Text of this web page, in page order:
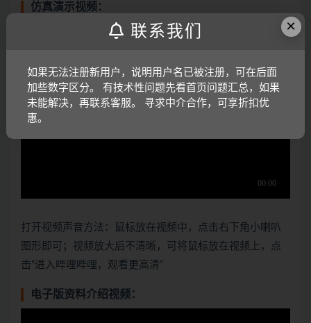
仿真演示视频：
打开视频声音方法：鼠标放在视频中，点击右下角小喇叭
图形即可；视频放大后不清晰，可将鼠标放在视频上，点
击“进入哔哩哔哩，观看更高清”
电子版资料介绍视频：
×
联系我们
如果无法注册新用户，说明用户名已被注册，可在后面
加些数字区分。 有技术性问题先看首页问题汇总，如果
未能解决，再联系客服。 寻求中介合作，可享折扣优
惠。